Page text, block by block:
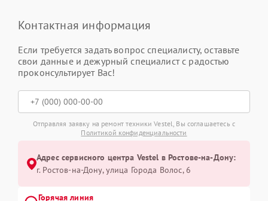
Контактная информация
Если требуется задать вопрос специалисту, оставьте
свои данные и дежурный специалист с радостью
проконсультирует Вас!
Отправляя заявку на ремонт техники Vestel, Вы соглашаетесь с
Политикой конфиденциальности
Адрес сервисного центра Vestel в Ростове-на-Дону:
г. Ростов-на-Дону, улица Города Волос, 6
Горячая линия